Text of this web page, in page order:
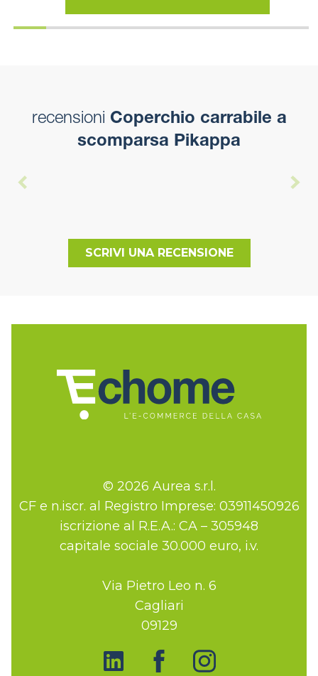
recensioni Coperchio carrabile a
scomparsa Pikappa
SCRIVI UNA RECENSIONE
© 2026 Aurea s.r.l.
CF e n.iscr. al Registro Imprese: 03911450926
iscrizione al R.E.A.: CA – 305948
capitale sociale 30.000 euro, i.v.
Via Pietro Leo n. 6
Cagliari
09129